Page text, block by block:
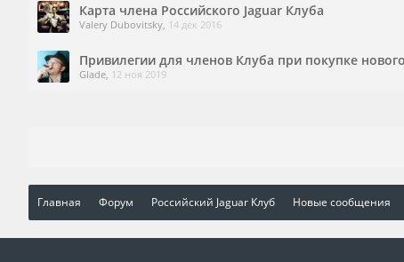
Карта члена Российского Jaguar Клуба
Valery Dubovitsky, 14 дек 2016
Привилегии для членов Клуба при покупке
Glade, 12 ноя 2019
Главная Форум Российский Jaguar Клуб Новые сообщения